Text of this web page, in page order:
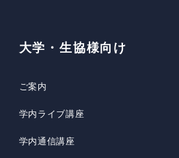
大学・生協様向け
ご案内
学内ライブ講座
学内通信講座